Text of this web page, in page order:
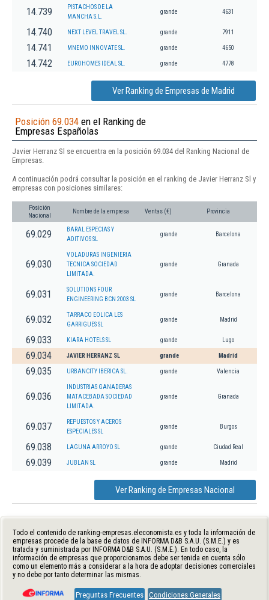
14.739
PISTACHOS DE LA
MANCHA S.L.
grande 4631
14.740 NEXT LEVEL TRAVEL SL. grande 7911
14.741 MNEMO INNOVATE SL. grande 4650
14.742 EUROHOMES IDEAL SL. grande 4778
Ver Ranking de Empresas de Madrid
Posición 69.034 en el Ranking de
Empresas Españolas
Javier Herranz Sl se encuentra en la posición 69.034 del Ranking Nacional de
Empresas.
A continuación podrá consultar la posición en el ranking de Javier Herranz Sl y
empresas con posiciones similares:
Posición
Nacional
Nombre de la empresa Ventas (€) Provincia
69.029
BARAL ESPECIAS Y
ADITIVOS SL
grande Barcelona
69.030
VOLADURAS INGENIERIA
TECNICA SOCIEDAD
LIMITADA.
grande Granada
69.031
SOLUTIONS FOUR
ENGINEERING BCN 2003 SL
grande Barcelona
69.032
TARRACO EOLICA LES
GARRIGUES SL
grande Madrid
69.033 KIARA HOTELS SL grande Lugo
69.034 JAVIER HERRANZ SL grande Madrid
69.035 URBANCITY IBERICA SL. grande Valencia
69.036
INDUSTRIAS GANADERAS
MATACEBADA SOCIEDAD
LIMITADA.
grande Granada
69.037
REPUESTOS Y ACEROS
ESPECIALES SL
grande Burgos
69.038 LAGUNA ARROYO SL grande Ciudad Real
69.039 JUBLAN SL grande Madrid
Ver Ranking de Empresas Nacional
Todo el contenido de ranking-empresas.eleconomista.es y toda la información de
empresas procede de la base de datos de INFORMA D&B S.A.U. (S.M.E.) y es
tratada y suministrada por INFORMA D&B S.A.U. (S.M.E.). En todo caso, la
información de empresas que proporcionamos debe ser tenida en cuenta sólo
como un elemento más a considerar a la hora de adoptar decisiones comerciales
y no debe por tanto determinar las mismas.
Preguntas Frecuentes Condiciones Generales